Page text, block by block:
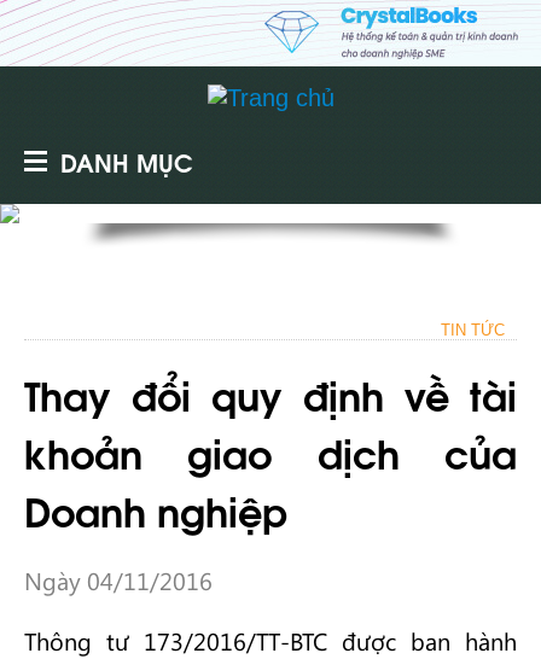
DANH MỤC
TIN TỨC
Thay đổi quy định về tài
khoản giao dịch của
Doanh nghiệp
Ngày 04/11/2016
Thông tư 173/2016/TT-BTC được ban hành